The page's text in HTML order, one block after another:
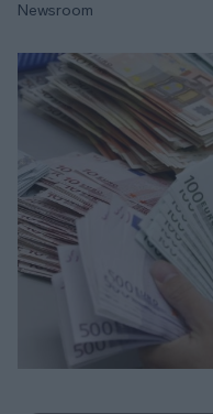
Newsroom